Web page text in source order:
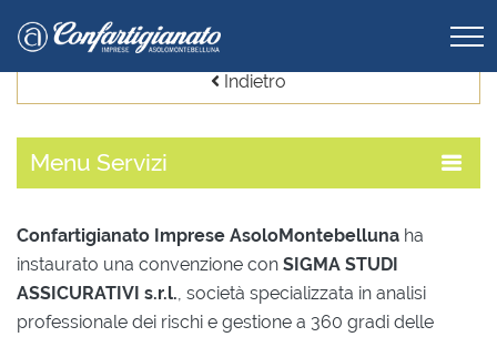
Indietro
Menu Servizi
Confartigianato Imprese AsoloMontebelluna ha
instaurato una convenzione con SIGMA STUDI
ASSICURATIVI s.r.l., società specializzata in analisi
professionale dei rischi e gestione a 360 gradi delle